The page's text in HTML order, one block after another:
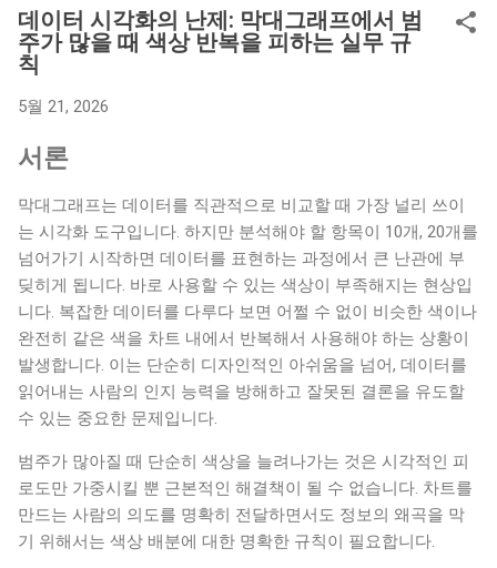
입니다. 그러나 전통 예술품이나 자연 원료에서 추출한 아날로
그 색상을 컴퓨터 모니터와 모바일 화면에 표현하는 일은 생각
보다 정교한 기술적, 예술적 판단을 요구합니다. 과거의 염료 기
RGB나 Hex 코드로 일대일 매칭하는 과정에서 본래 색상이 가진
독특한 질감과 온도감이 소실되는 문제가 자주 나타납니다. 전
통색의 매력을 온전히 디지털로 복원하기 위해서는 현대 색상
코드 체계와의 연결 방식을 명확히 이해해야 합니다. 전통 염료
의 유동성과 디지털 색상 코드가 가지는 고정성 이해 한국 전통
색은 오방색과 오간색을 기본 축으로 삼아 자연에서 추출한 광
물이나 식물성 염료로 발색되었습니다. 이로 인해 전통색은 수
학적으로 고정된 단 하나의 주파수를 갖는 것이 아니라, 염색을
거듭하는 횟수나 원단인 비단과 삼베의 질감, 그리고 바라보는
장소의 조명에 따라 매번 다르게 나타나는 스펙트럼의 성격을
지닙니다. 즉, 아날로그 공간에서의 전통색은 고정된 상수가 아
닌 자연스러운 흐름 속에 존재하던 유동적인 개념이었습니다.
값은 빛의 삼원색을 바탕으로 액정 디스플레이가 발산할 광량
을 수학적 좌표로 지정하는 고정적인 시스템입니다. 예컨대 연
지색을 표현하기 위해 웹 색상표에서 특정 Hex 코드를 찾으면
컴퓨터는 오직 그 지점의 주파수만을 일방적으로 모니터 밖으
데이터 시각화의 난제: 막대그래프에서 범
주가 많을 때 색상 반복을 피하는 실무 규
칙
5월 21, 2026
서론
막대그래프는 데이터를 직관적으로 비교할 때 가장 널리 쓰이
는 시각화 도구입니다. 하지만 분석해야 할 항목이 10개, 20개를
넘어가기 시작하면 데이터를 표현하는 과정에서 큰 난관에 부
딪히게 됩니다. 바로 사용할 수 있는 색상이 부족해지는 현상입
니다. 복잡한 데이터를 다루다 보면 어쩔 수 없이 비슷한 색이나
완전히 같은 색을 차트 내에서 반복해서 사용해야 하는 상황이
발생합니다. 이는 단순히 디자인적인 아쉬움을 넘어, 데이터를
읽어내는 사람의 인지 능력을 방해하고 잘못된 결론을 유도할
수 있는 중요한 문제입니다.
범주가 많아질 때 단순히 색상을 늘려나가는 것은 시각적인 피
로도만 가중시킬 뿐 근본적인 해결책이 될 수 없습니다. 차트를
만드는 사람의 의도를 명확히 전달하면서도 정보의 왜곡을 막
기 위해서는 색상 배분에 대한 명확한 규칙이 필요합니다.